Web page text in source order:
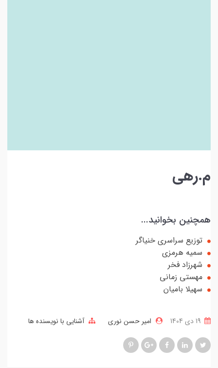
م.رهی
همچنین بخوانید...
توزیع سراسری خنیاگر
سمیه هرمزی
شهرزاد فخر
مهستی زمانی
سهیلا بامیان
امیر حسن نوری آشنایی با نویسنده ها